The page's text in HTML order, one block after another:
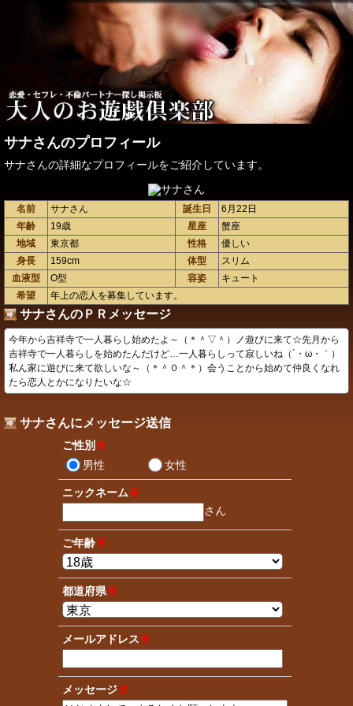
サナさんのプロフィール
サナさんの詳細なプロフィールをご紹介しています。
名前 サナさん 誕生日
6月22日
年齢
19歳 星座
蟹座
地域
東京都 性格
優しい
身長
159cm 体型
スリム
血液型
O型 容姿
キュート
希望
年上の恋人を募集しています。
サナさんのＰＲメッセージ
今年から吉祥寺で一人暮らし始めたよ～（＊＾▽＾）ノ遊びに来て☆先月から
吉祥寺で一人暮らしを始めたんだけど…一人暮らしって寂しいね（´・ω・｀）
私ん家に遊びに来て欲しいな～（＊＾０＾＊）会うことから始めて仲良くなれ
たら恋人とかになりたいな☆
サナさんにメッセージ送信